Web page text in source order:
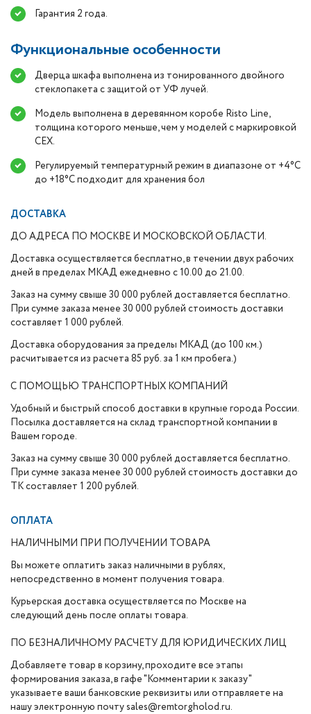
Гарантия 2 года.
Функциональные особенности
Дверца шкафа выполнена из тонированного двойного
стеклопакета с защитой от УФ лучей.
Модель выполнена в деревянном коробе Risto Line,
толщина которого меньше, чем у моделей с маркировкой
CEX.
Регулируемый температурный режим в диапазоне от +4°C
до +18°C подходит для хранения бол
ДОСТАВКА
ДО АДРЕСА ПО МОСКВЕ И МОСКОВСКОЙ ОБЛАСТИ.
Доставка осуществляется бесплатно, в течении двух рабочих
дней в пределах МКАД ежедневно с 10.00 до 21.00.
Заказ на сумму свыше 30 000 рублей доставляется бесплатно.
При сумме заказа менее 30 000 рублей стоимость доставки
составляет 1 000 рублей.
Доставка оборудования за пределы МКАД (до 100 км.)
расчитывается из расчета 85 руб. за 1 км пробега.)
С ПОМОЩЬЮ ТРАНСПОРТНЫХ КОМПАНИЙ
Удобный и быстрый способ доставки в крупные города России.
Посылка доставляется на склад транспортной компании в
Вашем городе.
Заказ на сумму свыше 30 000 рублей доставляется бесплатно.
При сумме заказа менее 30 000 рублей стоимость доставки до
ТК составляет 1 200 рублей.
ОПЛАТА
НАЛИЧНЫМИ ПРИ ПОЛУЧЕНИИ ТОВАРА
Вы можете оплатить заказ наличными в рублях,
непосредственно в момент получения товара.
Курьерская доставка осуществляется по Москве на
следующий день после оплаты товара.
ПО БЕЗНАЛИЧНОМУ РАСЧЕТУ ДЛЯ ЮРИДИЧЕСКИХ ЛИЦ
Добавляете товар в корзину, проходите все этапы
формирования заказа, в гафе "Комментарии к заказу"
указываете ваши банковские реквизиты или отправляете на
нашу электронную почту sales@remtorgholod.ru.